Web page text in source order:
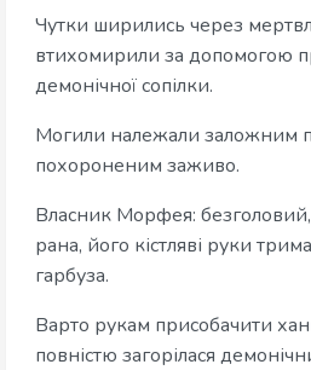
Чутки ширились через
втихомирили за допомогою
демонічної сопілки.
Могили належали заложним
похороненим заживо.
Власник Морфея:
рана, його кістляві руки
гарбуза.
Варто рукам присобачити
повністю загорілася